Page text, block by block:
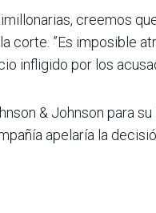
creemos
corte. ”Es imposible
infligido por los
& Johnson para
apelaría la